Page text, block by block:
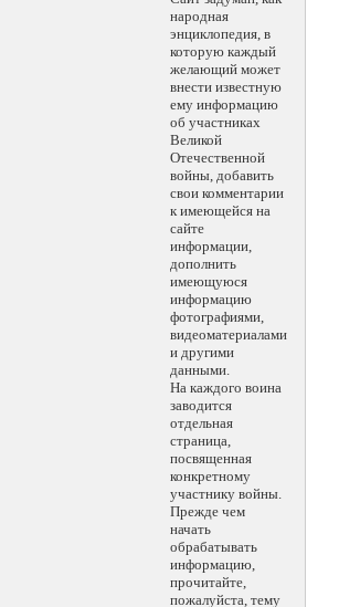
народная
энциклопедия, в
которую каждый
желающий может
внести известную
ему информацию
об участниках
Великой
Отечественной
войны, добавить
свои комментарии
к имеющейся на
сайте
информации,
дополнить
имеющуюся
информацию
фотографиями,
видеоматериалами
и другими
данными.
На каждого воина
заводится
отдельная
страница,
посвященная
конкретному
участнику войны.
Прежде чем
начать
обрабатывать
информацию,
прочитайте,
пожалуйста, тему